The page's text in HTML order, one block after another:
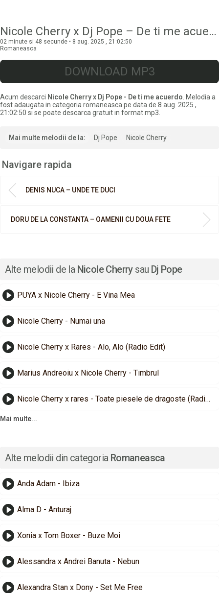
Nicole Cherry x Dj Pope – De ti me acuerdo
02 minute si 48 secunde • 8 aug. 2025 , 21:02:50
Romaneasca
DOWNLOAD MP3
Acum descarci Nicole Cherry x Dj Pope - De ti me acuerdo . Melodia a
fost adaugata in categoria romaneasca pe data de 8 aug. 2025 ,
21:02:50 si se poate descarca gratuit in format mp3.
Mai multe melodii de la: Dj Pope Nicole Cherry
Navigare rapida
​DENIS NUCA – UNDE TE DUCI
DORU DE LA CONSTANTA – OAMENII CU DOUA FETE
Alte melodii de la Nicole Cherrysau Dj Pope
PUYA x Nicole Cherry - E Vina Mea
Nicole Cherry - Numai una
Nicole Cherry x Rares - Alo, Alo (Radio Edit)
Marius Andreoiu x Nicole Cherry - Timbrul
Nicole Cherry x rares - Toate piesele de dragoste (Radio Edit)
Mai multe...
Alte melodii din categoria Romaneasca
Anda Adam - Ibiza
Alma D - Anturaj
Xonia x Tom Boxer - Buze Moi
Alessandra x Andrei Banuta - Nebun
Alexandra Stan x Dony - Set Me Free